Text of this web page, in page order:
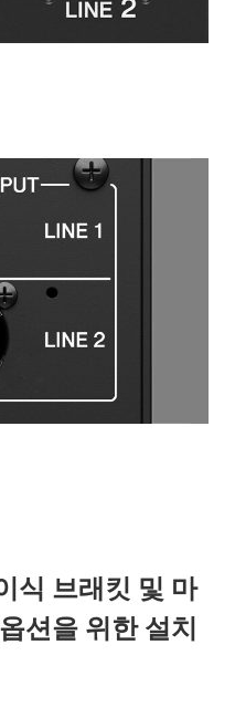
식 브래킷 및 마
션을 위한 설치